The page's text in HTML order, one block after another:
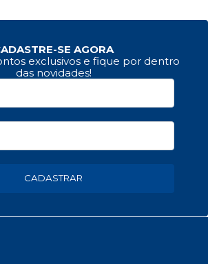
SE AGORA
exclusivos e fique por dentro
das novidades!
CADASTRAR